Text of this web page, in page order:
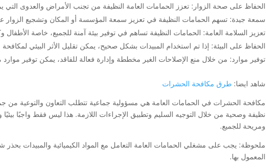
الحفاظ على صحة الزوار: تعزز الحمامات العامة النظيفة من تجنب الأمراض والعدوى التي
سمعة جيدة: تسهم الحمامات النظيفة في تعزيز سمعة المؤسسة أو المكان وتشجيع الزوار
تعزيز السلامة العامة: الحمامات النظيفة تساهم في توفير بيئة آمنة للجميع، خاصة الأطفال
الحفاظ على البيئة: إذا تم استخدام المبيدات بشكل صحيح، يمكن تقليل الأثر البيئي
توفير موارد: من خلال منع الإصلاحات الغير مخططة وإدارة فعالة للفاقد، يمكن توفير موارد
شاهد ايضا: طرق مكافحة الحشرات
مكافحة الحشرات في الحمامات العامة هي مسؤولية جماعية تتطلب التعاون والتوعية من
نظيفة وصحية من خلال التوجيه السليم وتطبيق الإجراءات اللازمة. هذا ليس فقط واجبًا
ومريحة للجميع.
ملحوظة: يجب على مشغلي الحمامات العامة التعامل مع المواد الكيميائية والمبيدات بحذر
المعمول بها.